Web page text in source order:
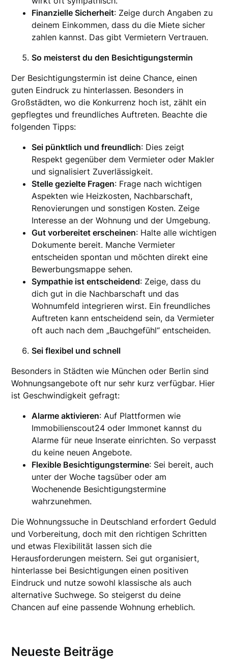
Finanzielle Sicherheit: Zeige durch Angaben zu
deinem Einkommen, dass du die Miete sicher
zahlen kannst. Das gibt Vermietern Vertrauen.
So meisterst du den Besichtigungstermin
Der Besichtigungstermin ist deine Chance, einen
guten Eindruck zu hinterlassen. Besonders in
Großstädten, wo die Konkurrenz hoch ist, zählt ein
gepflegtes und freundliches Auftreten. Beachte die
folgenden Tipps:
Sei pünktlich und freundlich: Dies zeigt
Respekt gegenüber dem Vermieter oder Makler
und signalisiert Zuverlässigkeit.
Stelle gezielte Fragen: Frage nach wichtigen
Aspekten wie Heizkosten, Nachbarschaft,
Renovierungen und sonstigen Kosten. Zeige
Interesse an der Wohnung und der Umgebung.
Gut vorbereitet erscheinen: Halte alle wichtigen
Dokumente bereit. Manche Vermieter
entscheiden spontan und möchten direkt eine
Bewerbungsmappe sehen.
Sympathie ist entscheidend: Zeige, dass du
dich gut in die Nachbarschaft und das
Wohnumfeld integrieren wirst. Ein freundliches
Auftreten kann entscheidend sein, da Vermieter
oft auch nach dem „Bauchgefühl“ entscheiden.
Sei flexibel und schnell
Besonders in Städten wie München oder Berlin sind
Wohnungsangebote oft nur sehr kurz verfügbar. Hier
ist Geschwindigkeit gefragt:
Alarme aktivieren: Auf Plattformen wie
Immobilienscout24 oder Immonet kannst du
Alarme für neue Inserate einrichten. So verpasst
du keine neuen Angebote.
Flexible Besichtigungstermine: Sei bereit, auch
unter der Woche tagsüber oder am
Wochenende Besichtigungstermine
wahrzunehmen.
Die Wohnungssuche in Deutschland erfordert Geduld
und Vorbereitung, doch mit den richtigen Schritten
und etwas Flexibilität lassen sich die
Herausforderungen meistern. Sei gut organisiert,
hinterlasse bei Besichtigungen einen positiven
Eindruck und nutze sowohl klassische als auch
alternative Suchwege. So steigerst du deine
Chancen auf eine passende Wohnung erheblich.
Neueste Beiträge